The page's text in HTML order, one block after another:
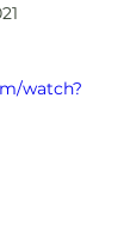
watch?